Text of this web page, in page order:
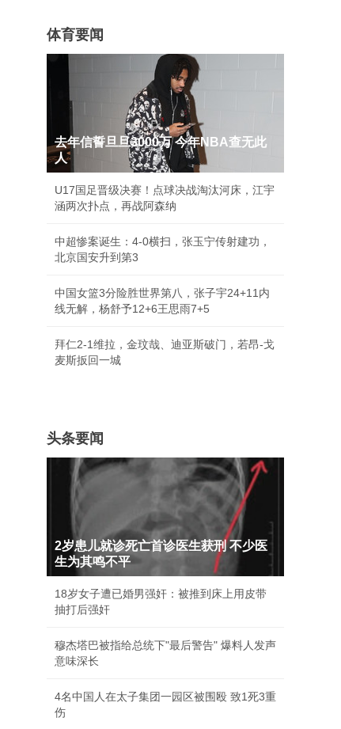
体育要闻
去年信誓旦旦3000万 今年NBA查无此
人
U17国足晋级决赛！点球决战淘汰河床，江宇
涵两次扑点，再战阿森纳
中超惨案诞生：4-0横扫，张玉宁传射建功，
北京国安升到第3
中国女篮3分险胜世界第八，张子宇24+11内
线无解，杨舒予12+6王思雨7+5
拜仁2-1维拉，金玟哉、迪亚斯破门，若昂-戈
麦斯扳回一城
头条要闻
2岁患儿就诊死亡首诊医生获刑 不少医
生为其鸣不平
18岁女子遭已婚男强奸：被推到床上用皮带
抽打后强奸
穆杰塔巴被指给总统下"最后警告" 爆料人发声
意味深长
4名中国人在太子集团一园区被围殴 致1死3重
伤